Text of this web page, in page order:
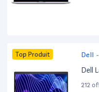
Top Produit Dell -
Dell
212